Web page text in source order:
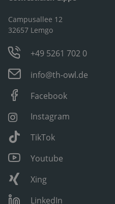
Campusallee 12
32657 Lemgo
+49 5261 702 0
info@th-owl.de
Facebook
Instagram
TikTok
Youtube
Xing
LinkedIn